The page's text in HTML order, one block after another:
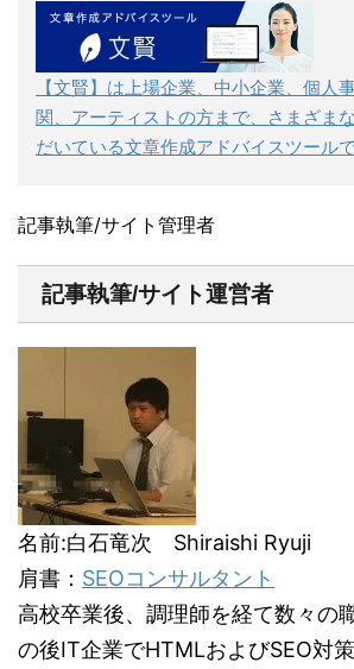
【文賢】は上場企業、中小企業、個人
関、アーティストの方まで、さまざま
だいている文章作成アドバイスツール
記事執筆/サイト管理者
記事執筆/サイト運営者
名前:白石竜次 Shiraishi Ryuji
肩書： SEOコンサルタント
高校卒業後、調理師を経て数々の
の後IT企業でHTMLおよびSEO対策